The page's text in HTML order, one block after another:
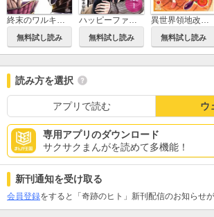
終末のワルキューレ
無料試し読み
ハッピーファミリー 復讐のレンタルお母さん 分冊版
無料試し読み
異世界領地改革～土魔法で始める公共事業～
無料試し読み
読み方を選択
アプリで読む ウ
専用アプリのダウンロード
サクサクまんがを読めて多機能！
新刊通知を受け取る
会員登録をすると「奇跡のヒト」新刊配信のお知らせが